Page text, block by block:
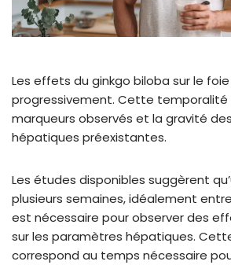
Les effets du ginkgo biloba sur le
progressivement. Cette temporalité
marqueurs observés et la gravité
hépatiques préexistantes.
Les études disponibles suggèrent
plusieurs semaines, idéalement
est nécessaire pour observer des
sur les paramètres hépatiques.
correspond au temps nécessaire